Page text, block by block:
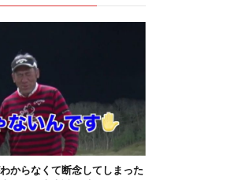
からなくて断念してしまった